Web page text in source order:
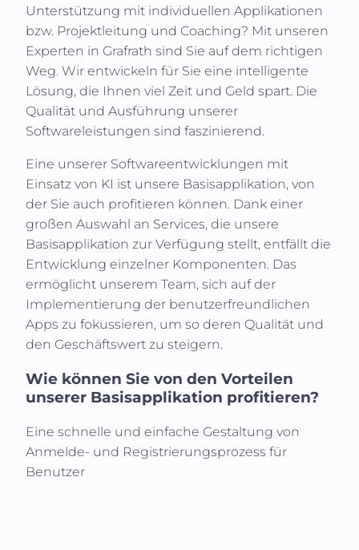
Unterstützung mit individuellen Applikationen
bzw. Projektleitung und Coaching? Mit unseren
Experten in Grafrath sind Sie auf dem richtigen
Weg. Wir entwickeln für Sie eine intelligente
Lösung, die Ihnen viel Zeit und Geld spart. Die
Qualität und Ausführung unserer
Softwareleistungen sind faszinierend.
Eine unserer Softwareentwicklungen mit
Einsatz von KI ist unsere Basisapplikation, von
der Sie auch profitieren können. Dank einer
großen Auswahl an Services, die unsere
Basisapplikation zur Verfügung stellt, entfällt die
Entwicklung einzelner Komponenten. Das
ermöglicht unserem Team, sich auf der
Implementierung der benutzerfreundlichen
Apps zu fokussieren, um so deren Qualität und
den Geschäftswert zu steigern.
Wie können Sie von den Vorteilen
unserer Basisapplikation profitieren?
Eine schnelle und einfache Gestaltung von
Anmelde- und Registrierungsprozess für
Benutzer